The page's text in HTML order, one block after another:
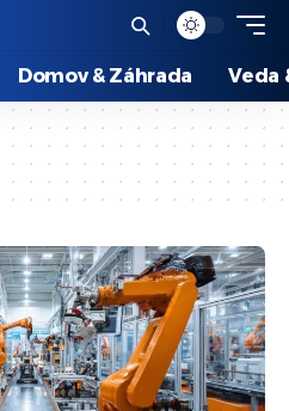
Domov & Záhrada Veda